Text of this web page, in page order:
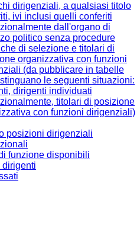
dirigenziali, a qualsiasi titolo
ivi inclusi quelli conferiti
dall'organo di
politico senza procedure
di selezione e titolari di
organizzativa con funzioni
(da pubblicare in tabelle
le seguenti situazioni:
dirigenti individuati
titolari di posizione
con funzioni dirigenziali)
posizioni dirigenziali
funzione disponibili
dirigenti